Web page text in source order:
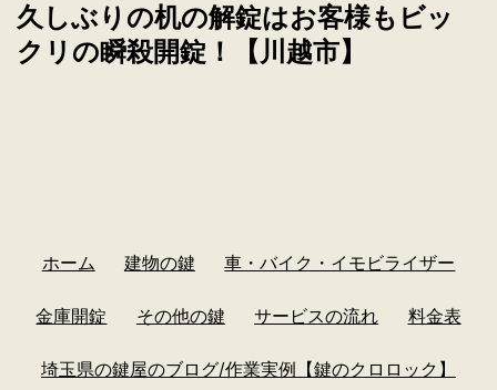
久しぶりの机の解錠はお客様もビッ
クリの瞬殺開錠！【川越市】
ホーム 建物の鍵 車・バイク・イモビライザー
金庫開錠 その他の鍵 サービスの流れ 料金表
埼玉県の鍵屋のブログ/作業実例【鍵のクロロック】